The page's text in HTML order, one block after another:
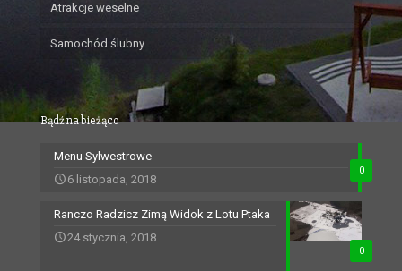
Atrakcje weselne
Samochód ślubny
Bądź na bieżąco
0
Menu Sylwestrowe
6 listopada, 2018
0
Ranczo Radzicz Zimą Widok z Lotu Ptaka
24 stycznia, 2018